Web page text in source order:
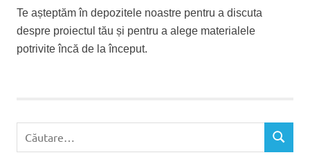
Te așteptăm în depozitele noastre pentru a discuta
despre proiectul tău și pentru a alege materialele
potrivite încă de la început.
casă
C